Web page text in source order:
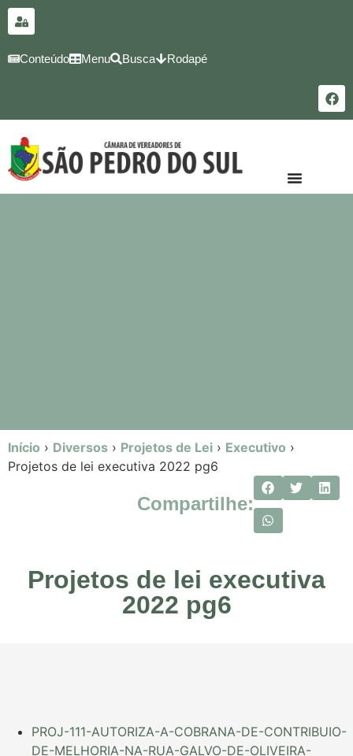
conteúdo
Conteúdo Menu Busca Rodapé
Início › Diversos › Projetos de Lei › Executivo ›
Projetos de lei executiva 2022 pg6
Compartilhe:
Projetos de lei executiva
2022 pg6
PROJ-111-AUTORIZA-A-COBRANA-DE-CONTRIBUIO-
DE-MELHORIA-NA-RUA-GALVO-DE-OLIVEIRA-